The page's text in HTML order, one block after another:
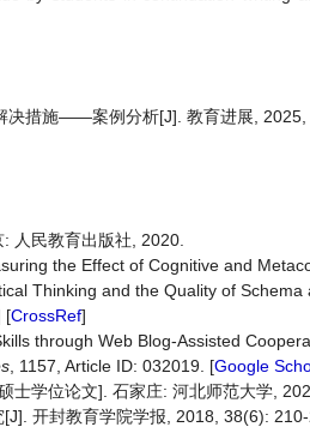
决措施——案例分析[J]. 教育进展, 2025,
人民教育出版社, 2020.
the Effect of Cognitive and
Thinking and the Quality of Schema
[CrossRef]
through Web Blog-Assisted
, 1157, Article ID: 032019. [Google
士学位论文]. 石家庄: 河北师范大学,
开封教育学院学报, 2018, 38(6): 210-